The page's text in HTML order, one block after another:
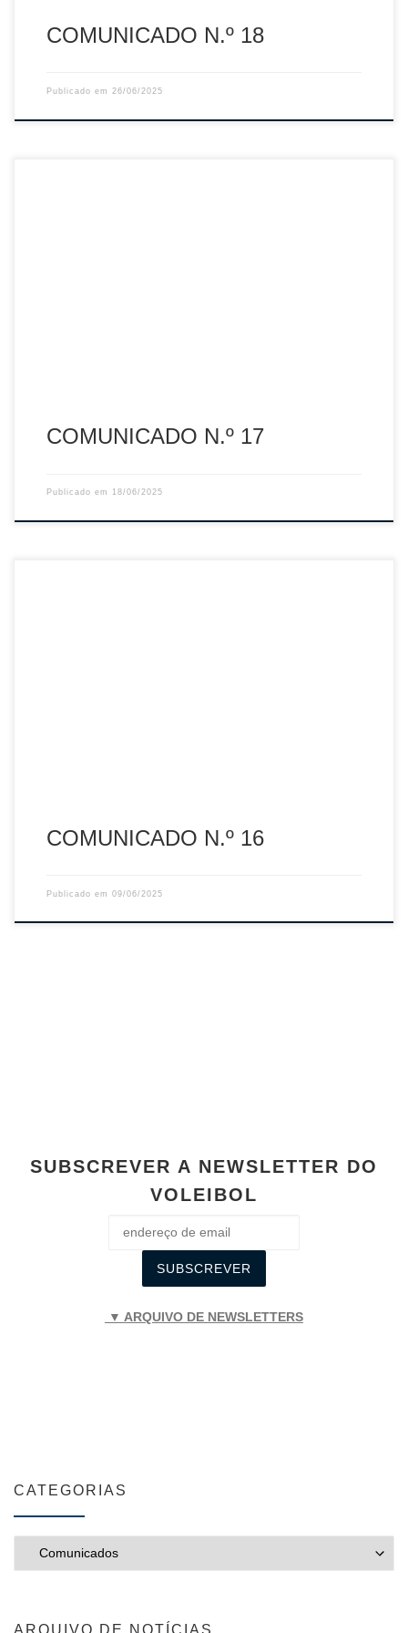
COMUNICADO N.º 18
Publicado em 26/06/2025
COMUNICADO N.º 17
Publicado em 18/06/2025
COMUNICADO N.º 16
Publicado em 09/06/2025
SUBSCREVER A NEWSLETTER DO
VOLEIBOL
▼ ARQUIVO DE NEWSLETTERS
CATEGORIAS
ARQUIVO DE NOTÍCIAS